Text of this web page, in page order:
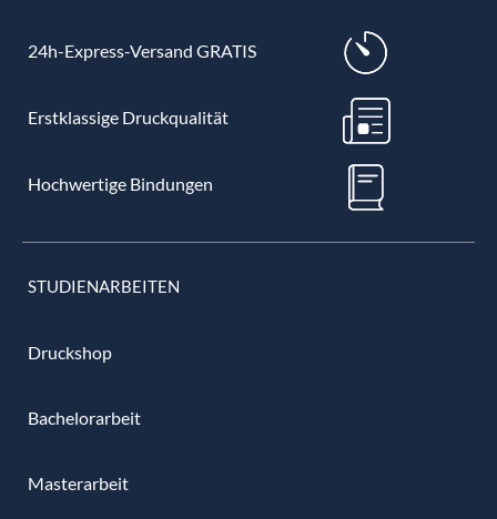
24h-Express-Versand GRATIS
Erstklassige Druckqualität
Hochwertige Bindungen
STUDIENARBEITEN
Druckshop
Bachelorarbeit
Masterarbeit